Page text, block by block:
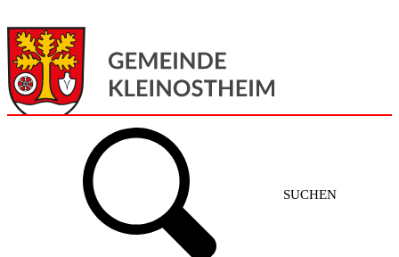
SUCHEN
Gemeinde + Service